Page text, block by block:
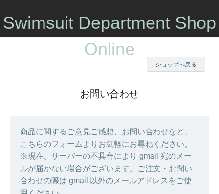
Swimsuit Department Shop
Online
ショップへ戻る
お問い合わせ
商品に関するご意見ご感想、お問い合わせなど、
こちらのフォームよりお気軽にお尋ねください。
※現在、サーバーの不具合により gmail 宛のメー
ルが届かない場合がございます。ご注文・お問い
合わせの際は gmail 以外のメールアドレスをご使